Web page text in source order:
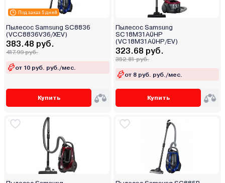
Под заказ 5 дней
Пылесос Samsung SC8836
(VCC8836V36/XEV)
383.48 руб.
417.99 руб.
от 10 руб. руб./мес.
Купить
Пылесос Samsung
SC18M31A0HP
(VC18M31A0HP/EV)
323.68 руб.
352.81 руб.
от 8 руб. руб./мес.
Купить